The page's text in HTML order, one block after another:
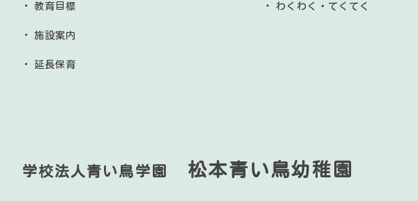
教育目標
施設案内
延長保育
わくわく・てくてく
学校法人青い鳥学園 松本青い鳥幼稚園